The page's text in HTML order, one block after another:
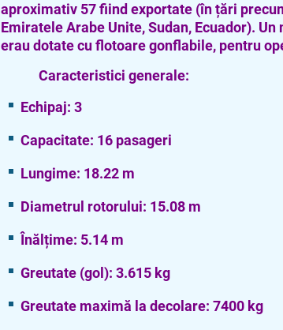
aproximativ 57 fiind exportate (în țări
Emiratele Arabe Unite, Sudan, Ecuador).
erau dotate cu flotoare gonflabile, pentru
Caracteristici generale:
Echipaj: 3
Capacitate: 16 pasageri
Lungime: 18.22 m
Diametrul rotorului: 15.08 m
Înălțime: 5.14 m
Greutate (gol): 3.615 kg
Greutate maximă la decolare: 7400 kg